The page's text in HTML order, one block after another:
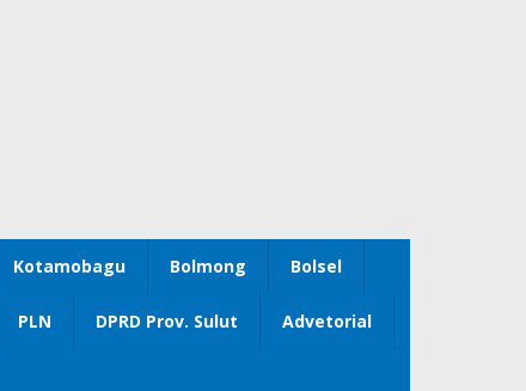
Kotamobagu Bolmong Bolsel
PLN DPRD Prov. Sulut Advetorial